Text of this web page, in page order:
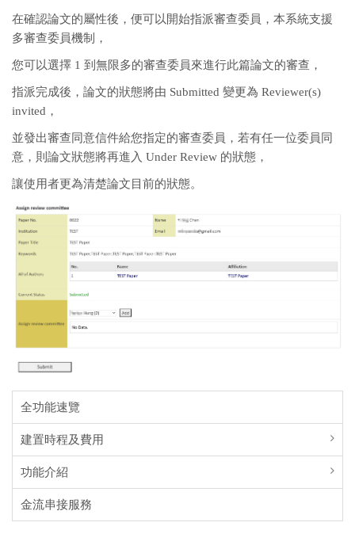
在確認論文的屬性後，便可以開始指派審查委員，本系統支援
多審查委員機制，
您可以選擇 1 到無限多的審查委員來進行此篇論文的審查，
指派完成後，論文的狀態將由 Submitted 變更為 Reviewer(s)
invited，
並發出審查同意信件給您指定的審查委員，若有任一位委員同
意，則論文狀態將再進入 Under Review 的狀態，
讓使用者更為清楚論文目前的狀態。
全功能速覽
建置時程及費用
功能介紹
金流串接服務